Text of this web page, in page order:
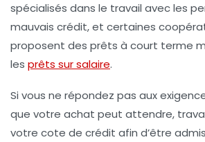
spécialisés dans le travail avec les
mauvais crédit, et certaines
proposent des prêts à court terme
les prêts sur salaire.
Si vous ne répondez pas aux
que votre achat peut attendre,
votre cote de crédit afin d’être